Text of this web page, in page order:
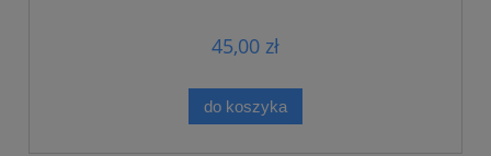
45,00 zł
do koszyka